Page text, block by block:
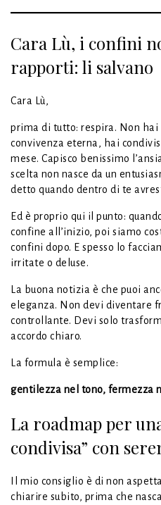
Cara Lù, i confini
rapporti: li salvano
Cara Lù,
prima di tutto: respira. Non
convivenza eterna, hai
mese. Capisco benissimo
scelta non nasce da un
detto quando dentro di te
Ed è proprio qui il punto:
confine all’inizio, poi siamo
confini dopo. E spesso lo
irritate o deluse.
La buona notizia è che puoi
eleganza. Non devi diventare
controllante. Devi solo
accordo chiaro.
La formula è semplice:
gentilezza nel tono, fermezza
La roadmap per
condivisa” con
Il mio consiglio è di non
chiarire subito, prima che